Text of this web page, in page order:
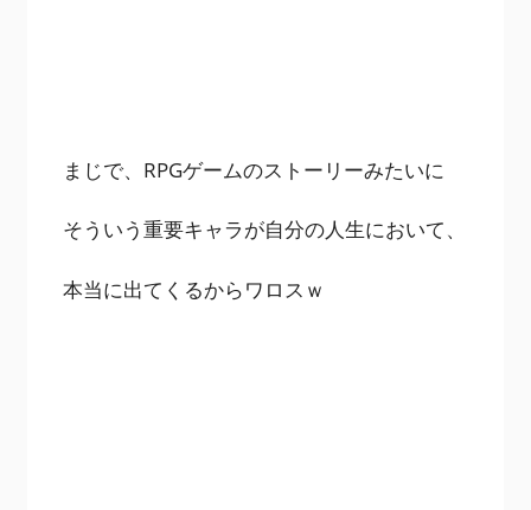
まじで、RPGゲームのストーリーみたいに
そういう重要キャラが自分の人生において、
本当に出てくるからワロスｗ